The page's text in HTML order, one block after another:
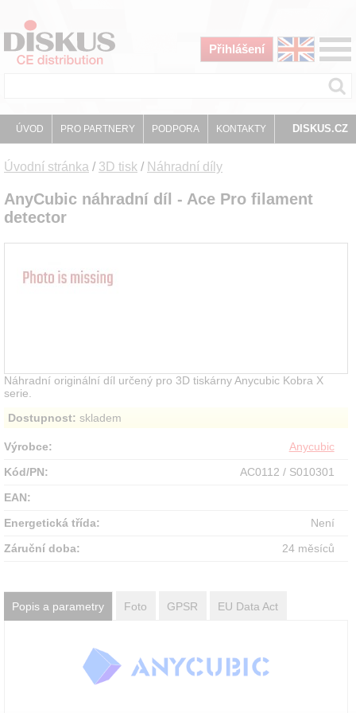
Přihlášení
ÚVOD PRO PARTNERY PODPORA KONTAKTY DISKUS.CZ
Úvodní stránka / 3D tisk / Náhradní díly
AnyCubic náhradní díl - Ace Pro filament
detector
Náhradní originální díl určený pro 3D tiskárny Anycubic Kobra X
serie.
Dostupnost: skladem
Výrobce:
Anycubic
Kód/PN:
AC0112 / S010301
EAN:
Energetická třída:
Není
Záruční doba:
24 měsíců
Popis a parametry Foto GPSR EU Data Act